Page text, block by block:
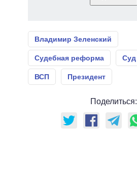
Владимир Зеленский
Судебная реформа Суд
ВСП Президент
Поделиться: